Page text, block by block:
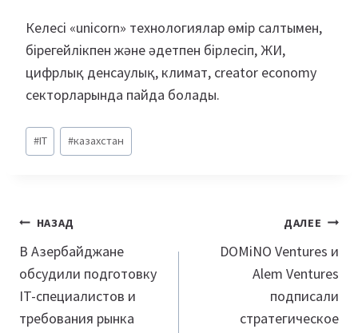
Келесі «unicorn» технологиялар өмір салтымен,
бірегейлікпен және әдетпен бірлесіп, ЖИ,
цифрлық денсаулық, климат, creator economy
секторларында пайда болады.
Метки
записи:
#IT #казахстан
Навигация
по
записям
НАЗАД
В Азербайджане
обсудили подготовку
IT-специалистов и
требования рынка
ДАЛЕЕ
DOMiNO Ventures и
Alem Ventures
подписали
стратегическое